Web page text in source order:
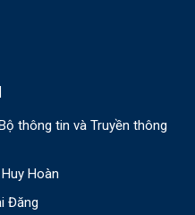
thông tin và Truyền thông
Hoàn
Đăng